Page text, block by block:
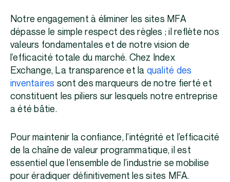
Notre engagement à éliminer les sites MFA
dépasse le simple respect des règles ; il reflète nos
valeurs fondamentales et de notre vision de
l’efficacité totale du marché. Chez Index
Exchange, La transparence et la qualité des
inventaires sont des marqueurs de notre fierté et
constituent les piliers sur lesquels notre entreprise
a été bâtie.
Pour maintenir la confiance, l’intégrité et l’efficacité
de la chaîne de valeur programmatique, il est
essentiel que l’ensemble de l’industrie se mobilise
pour éradiquer définitivement les sites MFA.